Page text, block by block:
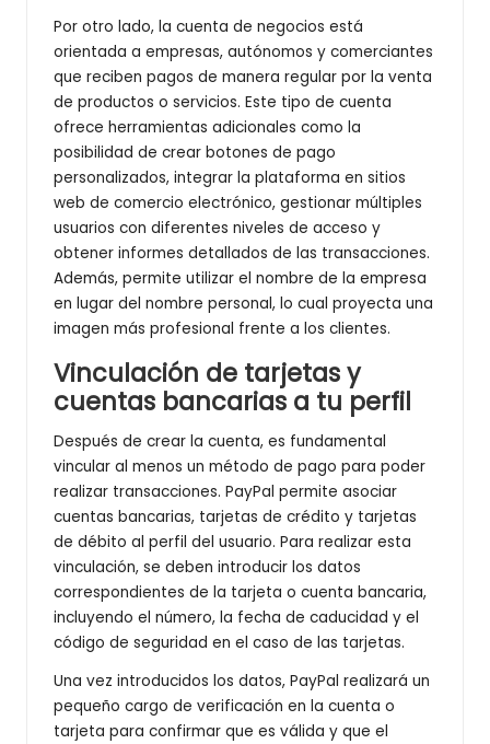
Por otro lado, la cuenta de negocios está
orientada a empresas, autónomos y comerciantes
que reciben pagos de manera regular por la venta
de productos o servicios. Este tipo de cuenta
ofrece herramientas adicionales como la
posibilidad de crear botones de pago
personalizados, integrar la plataforma en sitios
web de comercio electrónico, gestionar múltiples
usuarios con diferentes niveles de acceso y
obtener informes detallados de las transacciones.
Además, permite utilizar el nombre de la empresa
en lugar del nombre personal, lo cual proyecta una
imagen más profesional frente a los clientes.
Vinculación de tarjetas y
cuentas bancarias a tu perfil
Después de crear la cuenta, es fundamental
vincular al menos un método de pago para poder
realizar transacciones. PayPal permite asociar
cuentas bancarias, tarjetas de crédito y tarjetas
de débito al perfil del usuario. Para realizar esta
vinculación, se deben introducir los datos
correspondientes de la tarjeta o cuenta bancaria,
incluyendo el número, la fecha de caducidad y el
código de seguridad en el caso de las tarjetas.
Una vez introducidos los datos, PayPal realizará un
pequeño cargo de verificación en la cuenta o
tarjeta para confirmar que es válida y que el